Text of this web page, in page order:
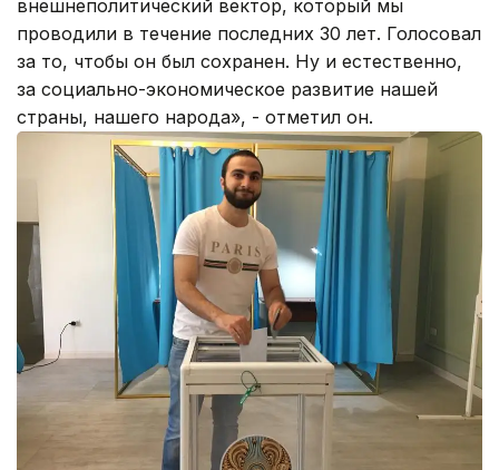
внешнеполитический вектор, который мы
проводили в течение последних 30 лет. Голосовал
за то, чтобы он был сохранен. Ну и естественно,
за социально-экономическое развитие нашей
страны, нашего народа», - отметил он.